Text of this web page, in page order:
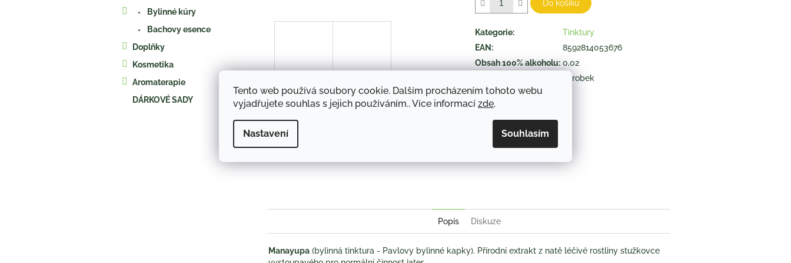
Tento web používá soubory cookie. Dalším procházením tohoto webu
vyjadřujete souhlas s jejich používáním.. Více informací zde.
Nastavení Souhlasím
Bylinné kúry
Bachovy esence
Doplňky
Kosmetika
Aromaterapie
DÁRKOVÉ SADY
hvězdiček.
Do košíku
Kategorie:
Tinktury
EAN:
8592814053676
Obsah 100% alkoholu: 0,02
výrobek
TISK ZEPTAT SE
Popis Diskuze
Manayupa (bylinná tinktura - Pavlovy bylinné kapky). Přírodní extrakt z natě léčivé rostliny stužkovce